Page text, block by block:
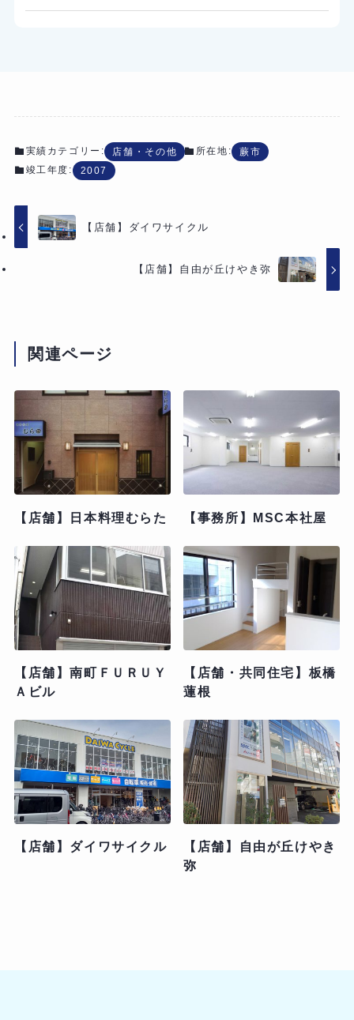
実績カテゴリー: 店舗・その他 所在地:
蕨市
竣工年度:
2007
【店舗】ダイワサイクル
【店舗】自由が丘けやき弥
関連ページ
【店舗】日本料理むらた 【事務所】MSC本社屋
【店舗】南町ＦＵＲＵＹ
Ａビル
【店舗・共同住宅】板橋
蓮根
【店舗】ダイワサイクル
【店舗】自由が丘けやき
弥